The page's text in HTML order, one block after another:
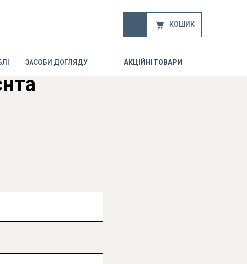
КОШИК
АКЦІЙНІ ТОВАРИ
ЗАСОБИ ДОГЛЯДУ